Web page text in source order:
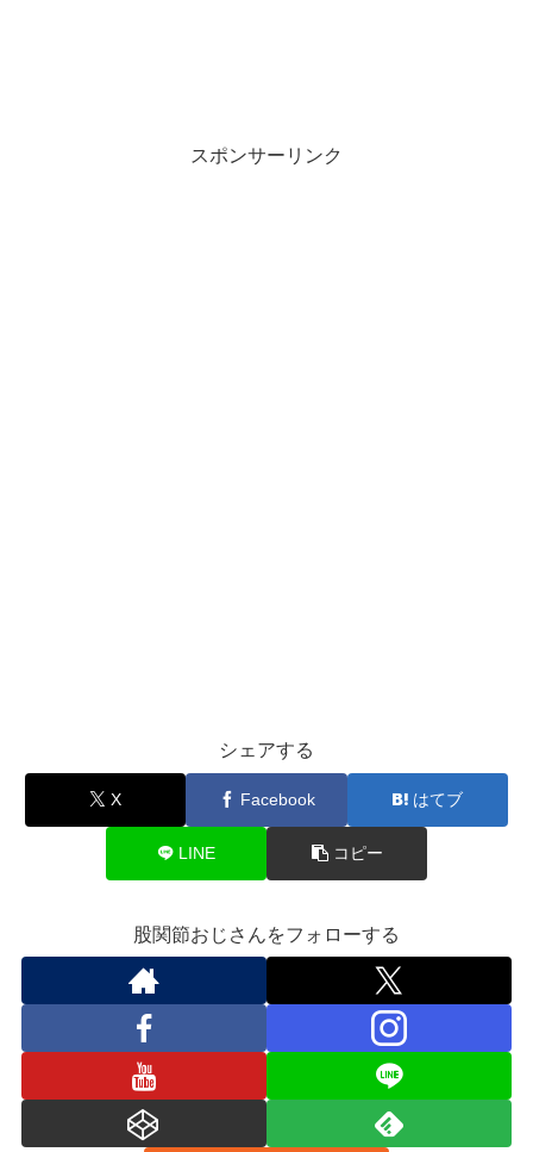
スポンサーリンク
シェアする
X Facebook はてブ
LINE コピー
股関節おじさんをフォローする